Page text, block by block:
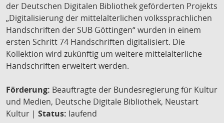
der Deutschen Digitalen Bibliothek geförderten Projekts
„Digitalisierung der mittelalterlichen volkssprachlichen
Handschriften der SUB Göttingen“ wurden in einem
ersten Schritt 74 Handschriften digitalisiert. Die
Kollektion wird zukünftig um weitere mittelalterliche
Handschriften erweitert werden.
Förderung: Beauftragte der Bundesregierung für Kultur
und Medien, Deutsche Digitale Bibliothek, Neustart
Kultur | Status: laufend